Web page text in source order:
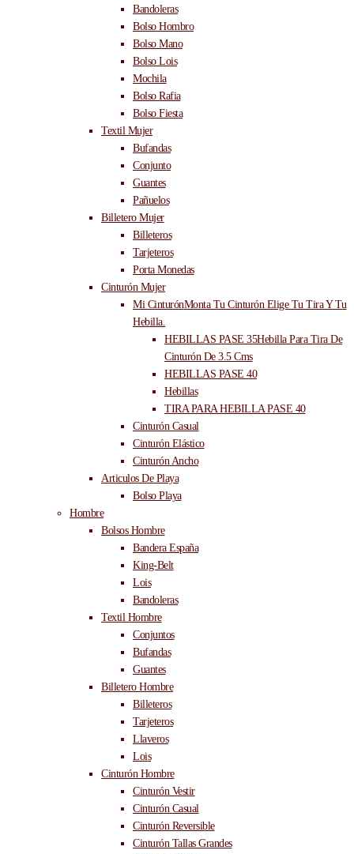
Bandoleras
Bolso Hombro
Bolso Mano
Bolso Lois
Mochila
Bolso Rafia
Bolso Fiesta
Textil Mujer
Bufandas
Conjunto
Guantes
Pañuelos
Billetero Mujer
Billeteros
Tarjeteros
Porta Monedas
Cinturón Mujer
Mi CinturónMonta Tu Cinturón Elige Tu Tira Y Tu
Hebilla.
HEBILLAS PASE 35Hebilla Para Tira De
Cinturón De 3.5 Cms
HEBILLAS PASE 40
Hebillas
TIRA PARA HEBILLA PASE 40
Cinturón Casual
Cinturón Elástico
Cinturón Ancho
Articulos De Playa
Bolso Playa
Hombre
Bolsos Hombre
Bandera España
King-Belt
Lois
Bandoleras
Textil Hombre
Conjuntos
Bufandas
Guantes
Billetero Hombre
Billeteros
Tarjeteros
Llaveros
Lois
Cinturón Hombre
Cinturón Vestir
Cinturón Casual
Cinturón Reversible
Cinturón Tallas Grandes